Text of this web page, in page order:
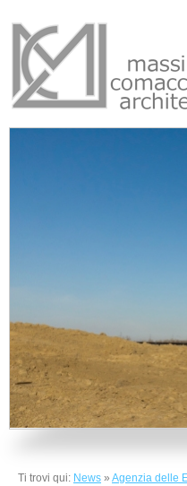
Ti trovi qui: News » Agenzia delle